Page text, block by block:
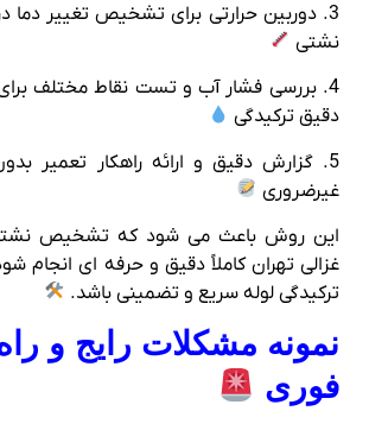
3. دوربین حرارتی برای تشخیص تغییر دما
نشتی
4. بررسی فشار آب و تست نقاط مختلف
دقیق ترکیدگی
5. گزارش دقیق و ارائه راهکار تعمیر
غیرضروری
این روش باعث می‌ شود که تشخیص
غزالی تهران کاملاً دقیق و حرفه‌ ای انجام
ترکیدگی لوله سریع و تضمینی باشد.
نمونه مشکلات رایج و
فوری